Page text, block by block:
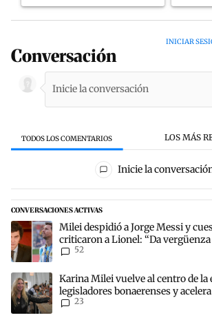
Conversación
INICIAR
TODOS LOS COMENTARIOS LOS MÁS
Todos los comentarios
Inicie la
CONVERSACIONES ACTIVAS
Este listado muestra los artículos con más
Un artículo de tendencia con el título "Milei
Milei despidió a Jorge Messi y
criticaron a Lionel: “Da
anti-Messi”
52
Un artículo de tendencia con el título "Karina
Karina Milei vuelve al centro de la
legisladores bonaerenses y
2027
23